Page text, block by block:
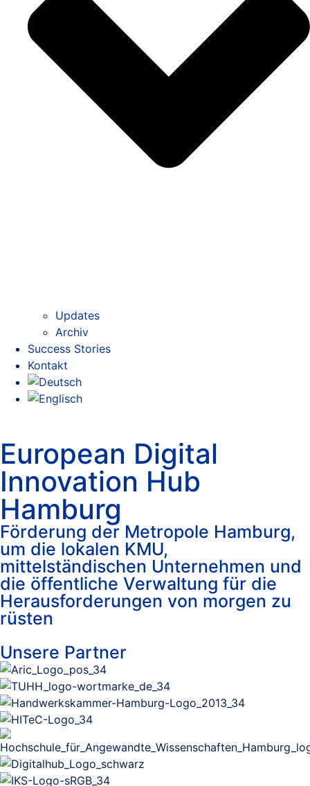
Updates
Archiv
Success Stories
Kontakt
European Digital
Innovation Hub
Hamburg
Förderung der Metropole Hamburg,
um die lokalen KMU,
mittelständischen Unternehmen und
die öffentliche Verwaltung für die
Herausforderungen von morgen zu
rüsten
Unsere Partner